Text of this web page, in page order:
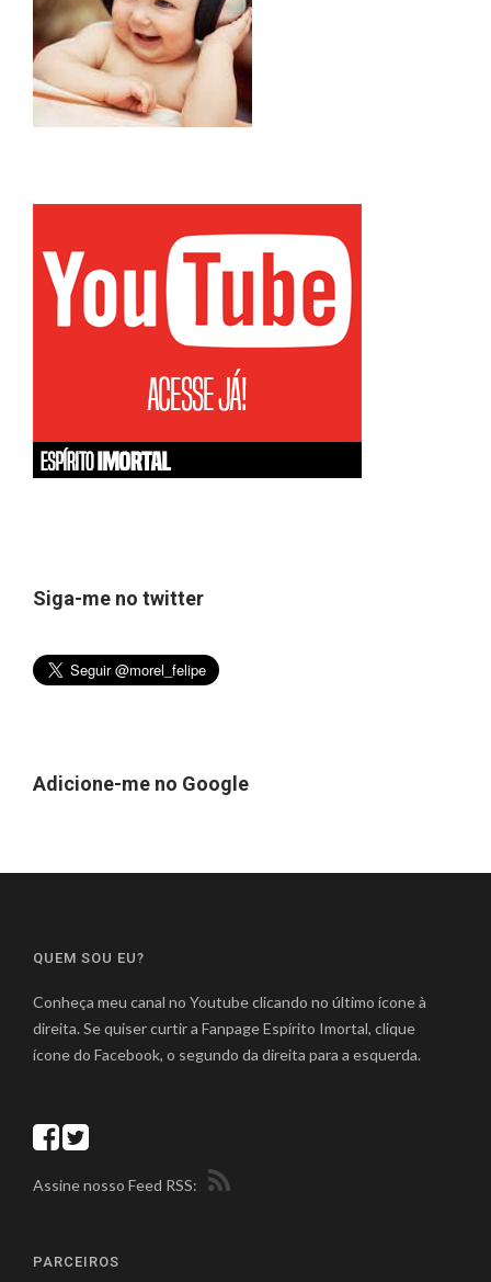
Siga-me no twitter
Adicione-me no Google
QUEM SOU EU?
Conheça meu canal no Youtube clicando no último ícone à
direita. Se quiser curtir a Fanpage Espírito Imortal, clique
ícone do Facebook, o segundo da direita para a esquerda.
Assine nosso Feed RSS:
PARCEIROS